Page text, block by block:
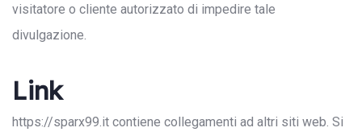
visitatore o cliente autorizzato di impedire tale
divulgazione.
Link
https://sparx99.it contiene collegamenti ad altri siti web. Si